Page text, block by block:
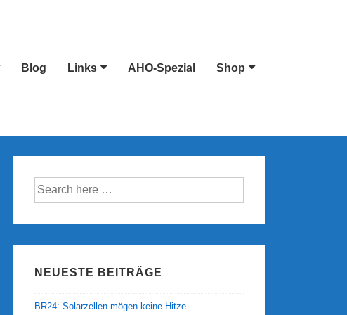
Blog Links AHO-Spezial Shop
Suche
nach:
NEUESTE BEITRÄGE
BR24: Solarzellen mögen keine Hitze